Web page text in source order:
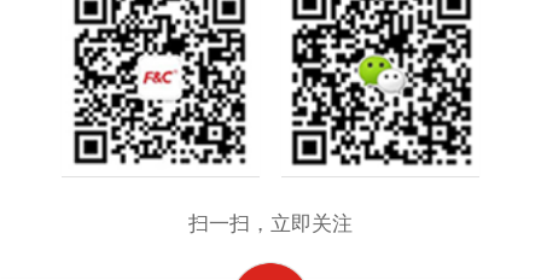
扫一扫，立即关注